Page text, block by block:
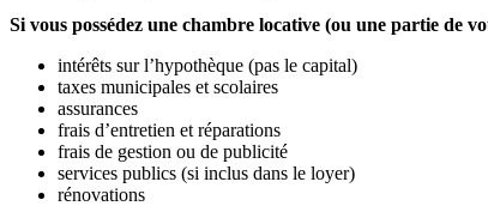
Si vous possédez une chambre locative (ou une partie de
intérêts sur l’hypothèque (pas le capital)
taxes municipales et scolaires
assurances
frais d’entretien et réparations
frais de gestion ou de publicité
services publics (si inclus dans le loyer)
rénovations